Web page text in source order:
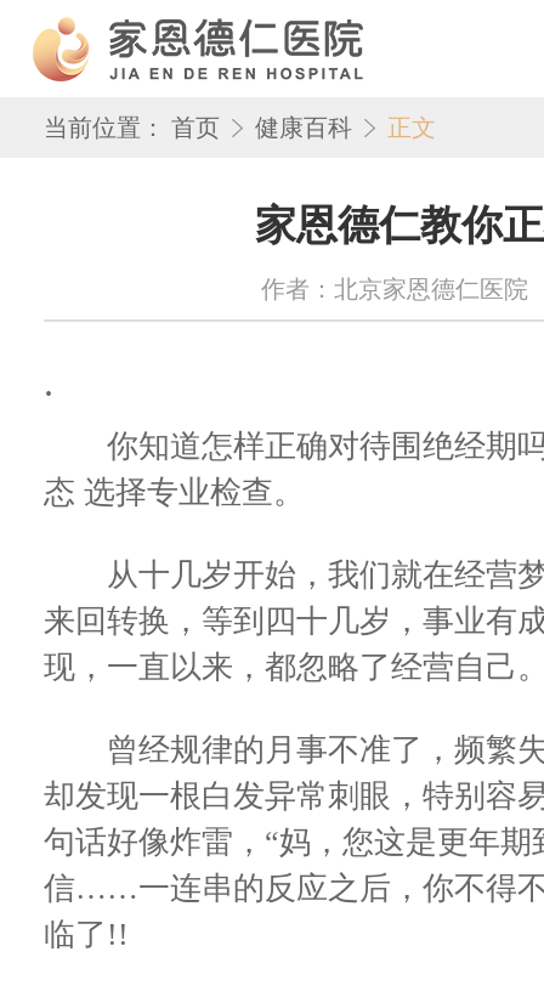
当前位置： 首页 健康百科 正文
家恩德仁教你
作者：北京家恩德仁医院
.
你知道怎样正确对待围绝经期吗
态 选择专业检查。
从十几岁开始，我们就在经营梦
来回转换，等到四十几岁，事业有
现，一直以来，都忽略了经营自己
曾经规律的月事不准了，频繁
却发现一根白发异常刺眼，特别容
句话好像炸雷，“妈，您这是更年
信……一连串的反应之后，你不得
临了!!